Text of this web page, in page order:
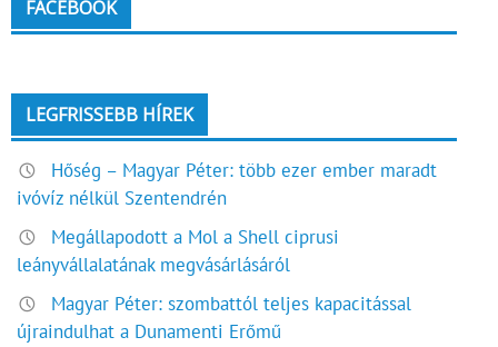
FACEBOOK
LEGFRISSEBB HÍREK
Hőség – Magyar Péter: több ezer ember maradt
ivóvíz nélkül Szentendrén
Megállapodott a Mol a Shell ciprusi
leányvállalatának megvásárlásáról
Magyar Péter: szombattól teljes kapacitással
újraindulhat a Dunamenti Erőmű